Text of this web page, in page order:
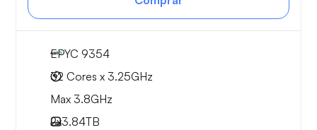
EPYC 9354
32 Cores x 3.25GHz
Max 3.8GHz
2x3.84TB